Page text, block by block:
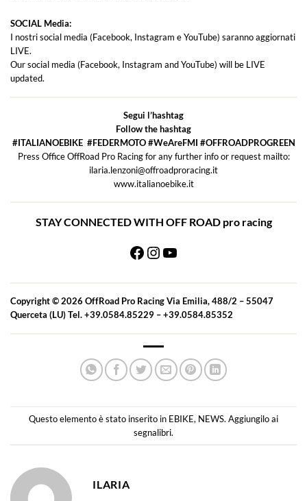
SOCIAL Media:
I nostri social media (Facebook, Instagram e YouTube) saranno aggiornati
LIVE.
Our social media (Facebook, Instagram and YouTube) will be LIVE
updated.
Segui l’hashtag
Follow the hashtag
#ITALIANOEBIKE #FEDERMOTO #WeAreFMI #OFFROADPROGREEN
Press Office OffRoad Pro Racing for any further info or request mailto:
ilaria.lenzoni@offroadproracing.it
www.italianoebike.it
STAY CONNECTED WITH OFF ROAD pro racing
Facebook
Instagram
YouTube
Copyright © 2026 OffRoad Pro Racing Via Emilia, 488/2 – 55047
Querceta (LU) Tel. +39.0584.85229 – +39.0584.85352
Questo elemento è stato inserito in EBIKE, NEWS. Aggiungilo ai
segnalibri.
ILARIA